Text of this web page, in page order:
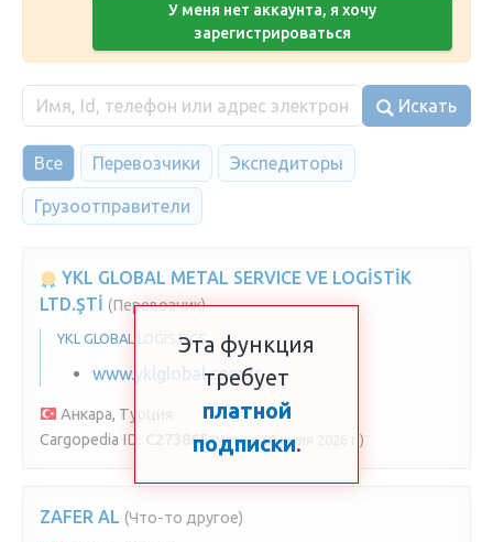
У меня нет аккаунта, я хочу
зарегистрироваться
Искать
Все Перевозчики Экспедиторы
Грузоотправители
YKL GLOBAL METAL SERVICE VE LOGİSTİK
LTD.ŞTİ (Перевозчик)
YKL GLOBAL LOGISTICS
www.yklglobal.com.tr
Анкара, Турция
Cargopedia ID:
C273865 (Член с 30 июля 2026 г.)
ZAFER AL (Что-то другое)
Эта функция
требует
платной
подписки.